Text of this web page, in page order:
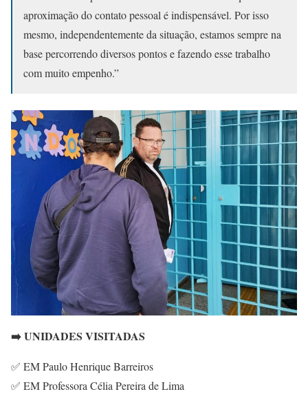
aproximação do contato pessoal é indispensável. Por isso
mesmo, independentemente da situação, estamos sempre na
base percorrendo diversos pontos e fazendo esse trabalho
com muito empenho.”
➡️ UNIDADES VISITADAS
✅ EM Paulo Henrique Barreiros
✅ EM Professora Célia Pereira de Lima